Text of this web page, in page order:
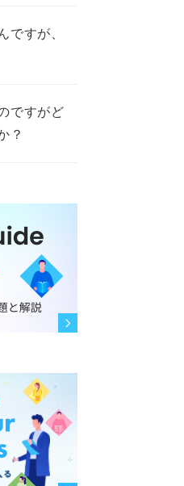
ですが、
ですがど
？